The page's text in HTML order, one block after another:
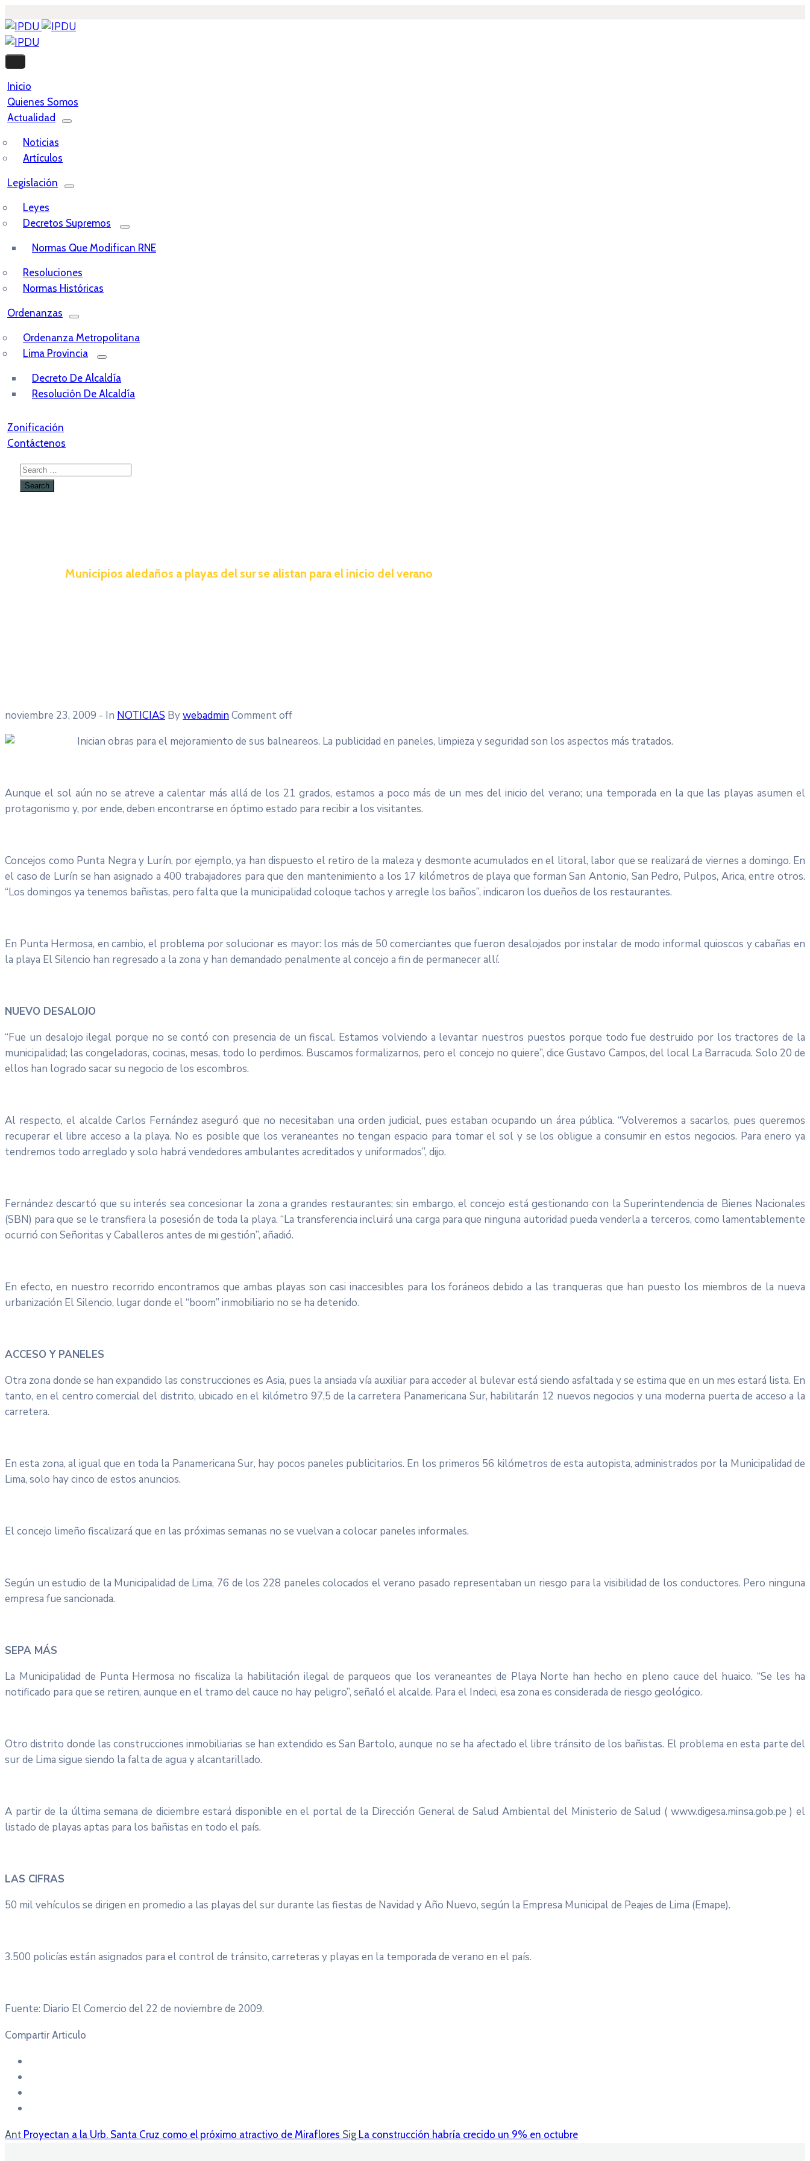
Inicio
Quienes Somos
Actualidad
Noticias
Artículos
Legislación
Leyes
Decretos Supremos
Normas Que Modifican RNE
Resoluciones
Normas Históricas
Ordenanzas
Ordenanza Metropolitana
Lima Provincia
Decreto De Alcaldía
Resolución De Alcaldía
Zonificación
Contáctenos
Municipios aledaños a playas del sur se alistan para el inicio del verano
noviembre 23, 2009 - In NOTICIAS BywebadminComment off
Inician obras para el mejoramiento de sus balneareos. La publicidad en paneles, limpieza y seguridad son los aspectos más tratados.
Aunque el sol aún no se atreve a calentar más allá de los 21 grados, estamos a poco más de un mes del inicio del verano; una temporada en la que las playas asumen el
protagonismo y, por ende, deben encontrarse en óptimo estado para recibir a los visitantes.
Concejos como Punta Negra y Lurín, por ejemplo, ya han dispuesto el retiro de la maleza y desmonte acumulados en el litoral, labor que se realizará de viernes a domingo. En
el caso de Lurín se han asignado a 400 trabajadores para que den mantenimiento a los 17 kilómetros de playa que forman San Antonio, San Pedro, Pulpos, Arica, entre otros.
“Los domingos ya tenemos bañistas, pero falta que la municipalidad coloque tachos y arregle los baños”, indicaron los dueños de los restaurantes.
En Punta Hermosa, en cambio, el problema por solucionar es mayor: los más de 50 comerciantes que fueron desalojados por instalar de modo informal quioscos y cabañas en
la playa El Silencio han regresado a la zona y han demandado penalmente al concejo a fin de permanecer allí.
NUEVO DESALOJO
“Fue un desalojo ilegal porque no se contó con presencia de un fiscal. Estamos volviendo a levantar nuestros puestos porque todo fue destruido por los tractores de la
municipalidad; las congeladoras, cocinas, mesas, todo lo perdimos. Buscamos formalizarnos, pero el concejo no quiere”, dice Gustavo Campos, del local La Barracuda. Solo 20 de
ellos han logrado sacar su negocio de los escombros.
Al respecto, el alcalde Carlos Fernández aseguró que no necesitaban una orden judicial, pues estaban ocupando un área pública. “Volveremos a sacarlos, pues queremos
recuperar el libre acceso a la playa. No es posible que los veraneantes no tengan espacio para tomar el sol y se los obligue a consumir en estos negocios. Para enero ya
tendremos todo arreglado y solo habrá vendedores ambulantes acreditados y uniformados”, dijo.
Fernández descartó que su interés sea concesionar la zona a grandes restaurantes; sin embargo, el concejo está gestionando con la Superintendencia de Bienes Nacionales
(SBN) para que se le transfiera la posesión de toda la playa. “La transferencia incluirá una carga para que ninguna autoridad pueda venderla a terceros, como lamentablemente
ocurrió con Señoritas y Caballeros antes de mi gestión”, añadió.
En efecto, en nuestro recorrido encontramos que ambas playas son casi inaccesibles para los foráneos debido a las tranqueras que han puesto los miembros de la nueva
urbanización El Silencio, lugar donde el “boom” inmobiliario no se ha detenido.
ACCESO Y PANELES
Otra zona donde se han expandido las construcciones es Asia, pues la ansiada vía auxiliar para acceder al bulevar está siendo asfaltada y se estima que en un mes estará lista. En
tanto, en el centro comercial del distrito, ubicado en el kilómetro 97,5 de la carretera Panamericana Sur, habilitarán 12 nuevos negocios y una moderna puerta de acceso a la
carretera.
En esta zona, al igual que en toda la Panamericana Sur, hay pocos paneles publicitarios. En los primeros 56 kilómetros de esta autopista, administrados por la Municipalidad de
Lima, solo hay cinco de estos anuncios.
El concejo limeño fiscalizará que en las próximas semanas no se vuelvan a colocar paneles informales.
Según un estudio de la Municipalidad de Lima, 76 de los 228 paneles colocados el verano pasado representaban un riesgo para la visibilidad de los conductores. Pero ninguna
empresa fue sancionada.
SEPA MÁS
La Municipalidad de Punta Hermosa no fiscaliza la habilitación ilegal de parqueos que los veraneantes de Playa Norte han hecho en pleno cauce del huaico. “Se les ha
notificado para que se retiren, aunque en el tramo del cauce no hay peligro”, señaló el alcalde. Para el Indeci, esa zona es considerada de riesgo geológico.
Otro distrito donde las construcciones inmobiliarias se han extendido es San Bartolo, aunque no se ha afectado el libre tránsito de los bañistas. El problema en esta parte del
sur de Lima sigue siendo la falta de agua y alcantarillado.
A partir de la última semana de diciembre estará disponible en el portal de la Dirección General de Salud Ambiental del Ministerio de Salud ( www.digesa.minsa.gob.pe ) el
listado de playas aptas para los bañistas en todo el país.
LAS CIFRAS
50 mil vehículos se dirigen en promedio a las playas del sur durante las fiestas de Navidad y Año Nuevo, según la Empresa Municipal de Peajes de Lima (Emape).
3.500 policías están asignados para el control de tránsito, carreteras y playas en la temporada de verano en el país.
Fuente: Diario El Comercio del 22 de noviembre de 2009.
Compartir Articulo
Ant Proyectan a la Urb. Santa Cruz como el próximo atractivo de Miraflores Sig La construcción habría crecido un 9% en octubre